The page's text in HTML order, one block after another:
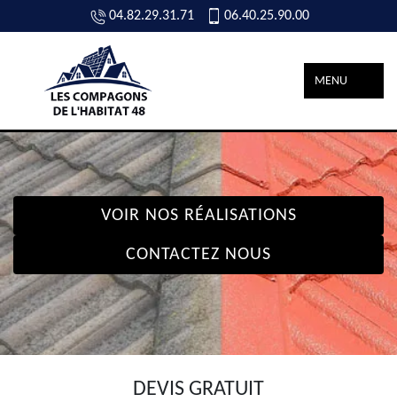
04.82.29.31.71 06.40.25.90.00
MENU
VOIR NOS RÉALISATIONS
CONTACTEZ NOUS
DEVIS GRATUIT